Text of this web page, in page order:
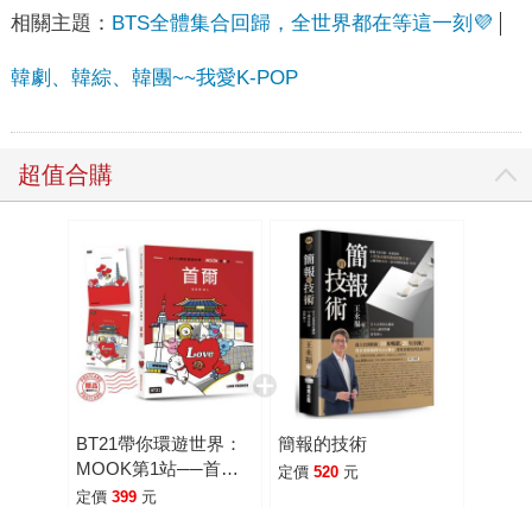
相關主題： BTS全體集合回歸，全世界都在等這一刻💜
韓劇、韓綜、韓團~~我愛K-POP
超值合購
BT21帶你環遊世界：
MOOK第1站──首爾
【附獨家贈品】
定價 399 元
簡報的技術
定價 520 元